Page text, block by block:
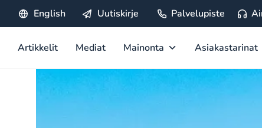
English Uutiskirje Palvelupiste
Artikkelit Mediat Mainonta Asiakastarinat